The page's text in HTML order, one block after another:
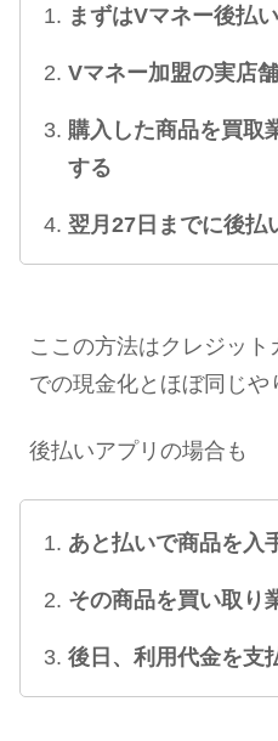
まずはVマネー後払
Vマネー加盟の実店
購入した商品を買取
する
翌月27日までに後払
ここの方法はクレジッ
での現金化とほぼ同じや
後払いアプリの場合も
あと払いで商品を入
その商品を買い取り
後日、利用代金を支